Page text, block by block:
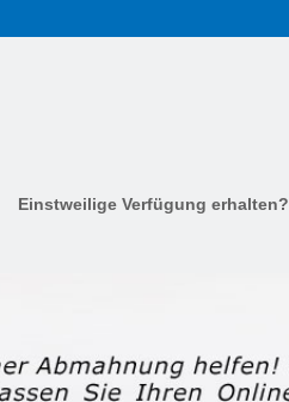
Einstweilige Verfügung erhalten?